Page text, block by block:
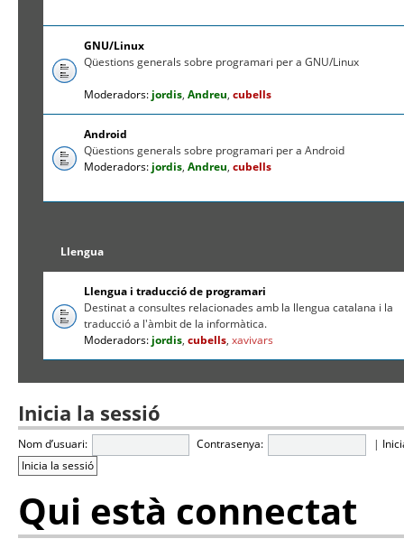
GNU/Linux
Qüestions generals sobre programari per a GNU/Linux
Moderadors: jordis,Andreu,cubells
Android
Qüestions generals sobre programari per a Android
Moderadors: jordis,Andreu,cubells
Llengua
Llengua i traducció de programari
Destinat a consultes relacionades amb la llengua catalana i la
traducció a l'àmbit de la informàtica.
Moderadors: jordis,cubells,xavivars
Inicia la sessió
Nom d’usuari: Contrasenya: |
Qui està connectat